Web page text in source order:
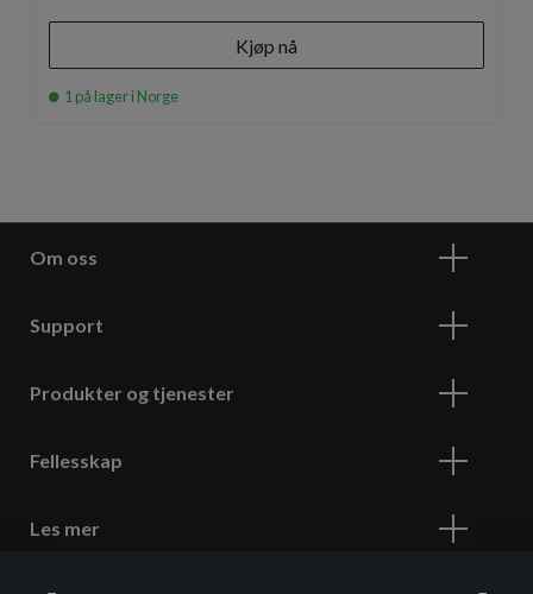
Kjøp nå
1 på lager i Norge
Om oss
Support
Produkter og tjenester
Fellesskap
Les mer